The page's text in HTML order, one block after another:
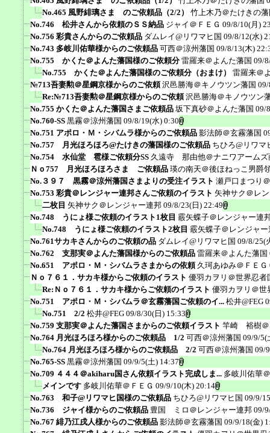
No.465 風野緋璃さま のご依頼品（2/2）
竹上木乃＠たけきの
No.746 松井さんから依頼のＳＳ納品 ジャイ＠ＦＥＧ 09/8/10(月)
No.756 彩貴さんからのご依頼品 ダムレイ@リワマヒ国 09/8/12(水)
No.743 多岐川佑華様からのご依頼品 可西＠涼州藩国 09/8/13(木)
No.755 かくた＠よんた藩国様のご依頼分 雷羅来＠よんた藩国 09/
No.755 かくた＠よんた藩国様のご依頼分（おまけ）
雷羅来＠
№713吾妻勲＠星鋼京様からのご依頼 沢邑勝海＠キノウツン藩国
Re:№713吾妻勲＠星鋼京様からのご依頼 沢邑勝海＠キノウツン
No.755 かくた＠よんた藩国さまご依頼品 坂下真砂＠よんた藩国 09/
No.760-SS 黒霧＠涼州藩国 09/8/19(水) 0:30
No.751 アポロ・Ｍ・シバムラ様からのご依頼品 影法師＠玄霧藩国
No.757 月光ほろほろ@たけきの藩国様のご依頼品 ちひろ@リワマ
No.754 水仙堂 雹様ご依頼分SS 久遠寺 那由他＠ナニワアームズ
Ｎｏ757 月光ほろほろさま ご依頼品 瑛の南天＠後ほねっこ男爵
No.３９７ 黒霧＠涼州藩国さまよりの受注イラスト 瀬戸口まつり
No.753 彩貴＠レンジャー連邦さんご依頼のイラスト 矢神サク＠レ
二枚目 矢神サク＠レンジャー連邦 09/8/23(日) 22:49
No.748 うにょ様ご依頼のイラスト1枚目 霰矢蝶子＠レンジャー連
No.748 うにょ様ご依頼のイラスト2枚目 霰矢蝶子＠レンジャー
No.761サカキさんからのご依頼の品 ダムレイ@リワマヒ国 09/8/25(
No.762 支那実＠よんた藩国様からのご依頼品 雷羅来＠よんた藩国
No.651 アポロ・Ｍ・シバムラさまからの依頼 久珂あゆみ＠ＦＥＧ
Ｎｏ７６１．サカキ様からご依頼のイラスト 優羽カヲリ＠世界忍者
Re:Ｎｏ７６１．サカキ様からご依頼のイラスト 優羽カヲリ＠世
No.751 アポロ・Ｍ・シバムラ＠玄霧藩国ご依頼のイ... 松井@FEG
No.751 2/2 松井@FEG 09/8/30(日) 15:33
No.759 支那実＠よんた藩国さまからのご依頼イラスト 竿崎 裕樹＠
No.764 月光ほろほろ様からのご依頼品 1/2 可西＠涼州藩国 09/9/5(
No.764 月光ほろほろ様からのご依頼品 2/2 可西＠涼州藩国 09/
No.765-SS 黒霧＠涼州藩国 09/9/5(土) 14:37
No.709 ４４４＠akiharu国さん依頼イラスト完成しま... 多岐川佑華
メインです 多岐川佑華＠ＦＥＧ 09/9/10(木) 20:14
No.763 和子@リワマヒ国様のご依頼品 ちひろ@リワマヒ国 09/9/
No.736 ジャイ様からのご依頼品 豊国 ミロ＠レンジャー連邦 09/
No.767 緋乃江戌人様からのご依頼品 影法師＠玄霧藩国 09/9/18(金)